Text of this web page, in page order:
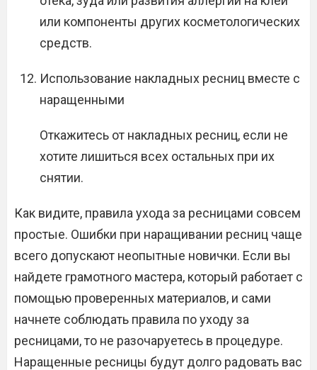
или компоненты других косметологических
средств.
Использование накладных ресниц вместе с
наращенными
Откажитесь от накладных ресниц, если не
хотите лишиться всех остальных при их
снятии.
Как видите, правила ухода за ресницами совсем
простые. Ошибки при наращивании ресниц чаще
всего допускают неопытные новички. Если вы
найдете грамотного мастера, который работает с
помощью проверенных материалов, и сами
начнете соблюдать правила по уходу за
ресницами, то не разочаруетесь в процедуре.
Наращенные ресницы будут долго радовать вас